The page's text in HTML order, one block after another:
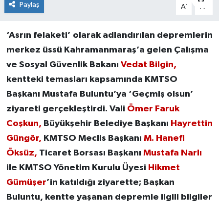
Paylaş A- A
‘Asrın felaketi’ olarak adlandırılan depremlerin
merkez üssü Kahramanmaraş’a gelen Çalışma
ve Sosyal Güvenlik Bakanı Vedat Bilgin,
kentteki temasları kapsamında KMTSO
Başkanı Mustafa Buluntu’ya ‘Geçmiş olsun’
ziyareti gerçekleştirdi. Vali Ömer Faruk
Coşkun, Büyükşehir Belediye Başkanı Hayrettin
Güngör, KMTSO Meclis Başkanı M. Hanefi
Öksüz, Ticaret Borsası Başkanı Mustafa Narlı
ile KMTSO Yönetim Kurulu Üyesi Hikmet
Gümüşer’in katıldığı ziyarette; Başkan
Buluntu, kentte yaşanan depremle ilgili bilgiler